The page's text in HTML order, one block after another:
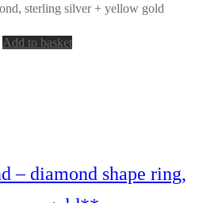
sterling silver + yellow gold
Add to basket
– diamond shape ring,